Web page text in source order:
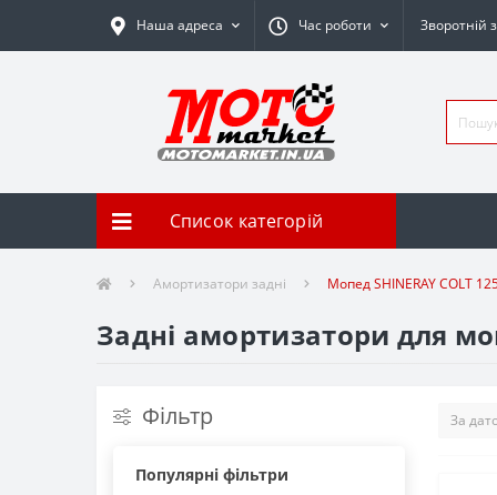
Наша адреса Час роботи Зворотній
Список категорій
Амортизатори задні Мопед SHINERAY COLT
Задні амортизатори для
Фільтр
Популярні фільтри